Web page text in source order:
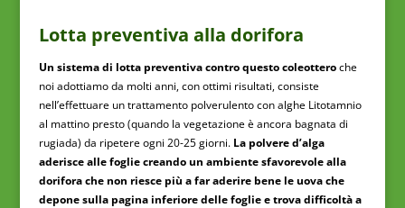
Lotta preventiva alla dorifora
Un sistema di lotta preventiva contro questo coleotteroche
noi adottiamo da molti anni, con ottimi risultati, consiste
nell’effettuare un trattamento polverulento con alghe Litotamnio
al mattino presto (quando la vegetazione è ancora bagnata di
rugiada) da ripetere ogni 20-25 giorni. La polvere d’alga
aderisce alle foglie creando un ambiente sfavorevole alla
dorifora che non riesce più a far aderire bene le uova che
depone sulla pagina inferiore delle foglie e trova difficoltà a